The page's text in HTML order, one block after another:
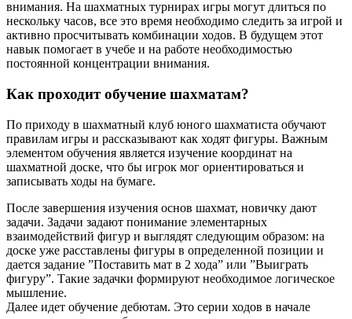
внимания. На шахматных турнирах игры могут длиться по
нескольку часов, все это время необходимо следить за игрой и
активно просчитывать комбинации ходов. В будущем этот
навык помогает в учебе и на работе необходимостью
постоянной концентрации внимания.
Как проходит обучение шахматам?
По приходу в шахматный клуб юного шахматиста обучают
правилам игры и рассказывают как ходят фигуры. Важным
элементом обучения является изучение координат на
шахматной доске, что бы игрок мог ориентироваться и
записывать ходы на бумаге.
После завершения изучения основ шахмат, новичку дают
задачи. Задачи задают понимание элементарных
взаимодействий фигур и выглядят следующим образом: на
доске уже расставлены фигуры в определенной позиции и
дается задание ”Поставить мат в 2 хода” или ”Выиграть
фигуру”. Такие задачки формируют необходимое логическое
мышление.
Далее идет обучение дебютам. Это серии ходов в начале